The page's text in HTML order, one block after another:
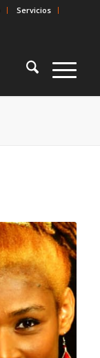
Servicios